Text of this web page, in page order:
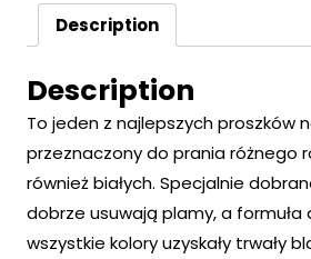
Description
Description
To jeden z najlepszych proszków
przeznaczony do prania różnego
również białych. Specjalnie
dobrze usuwają plamy, a
wszystkie kolory uzyskały trwały